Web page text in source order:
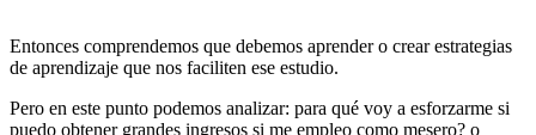
Entonces comprendemos que debemos aprender o crear estrategias
de aprendizaje que nos faciliten ese estudio.
Pero en este punto podemos analizar: para qué voy a esforzarme si
puedo obtener grandes ingresos si me empleo como mesero? o